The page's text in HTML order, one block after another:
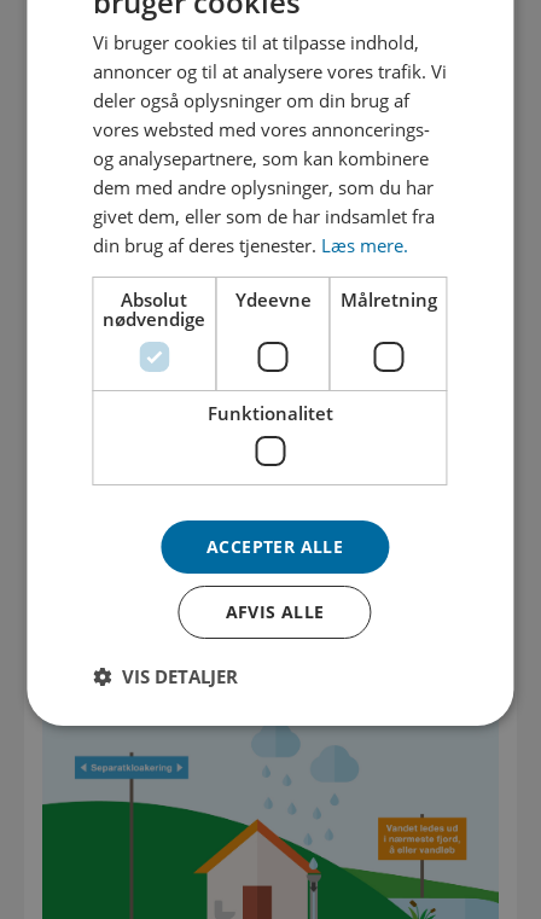
Fælleskloakering betyder, at regn- og spildevand løber i dette
samme rør. Når det regner kraftigt, bliver kloaksystemet
overbelastet, og der sker overløb.
Vi bruger cookies til at tilpasse indhold,
annoncer og til at analysere vores trafik. Vi
deler også oplysninger om din brug af
vores websted med vores annoncerings-
og analysepartnere, som kan kombinere
dem med andre oplysninger, som du har
givet dem, eller som de har indsamlet fra
din brug af deres tjenester. Læs mere.
Absolut
nødvendige
Ydeevne Målretning
Funktionalitet
ACCEPTER ALLE
AFVIS ALLE
VIS DETALJER